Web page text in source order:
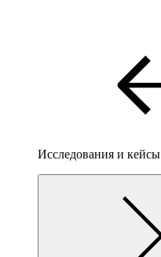
Исследования и кейсы